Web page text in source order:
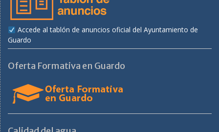
Accede al tablón de anuncios oficial del Ayuntamiento de
Guardo
Oferta Formativa en Guardo